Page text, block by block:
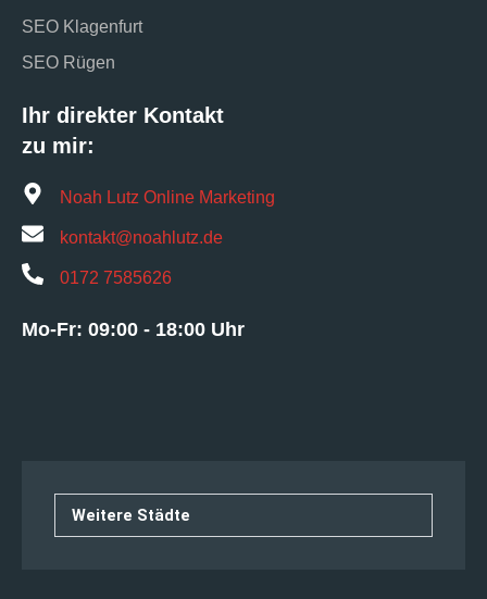
SEO Klagenfurt
SEO Rügen
Ihr direkter Kontakt
zu mir:
Noah Lutz Online Marketing
kontakt@noahlutz.de
0172 7585626
Mo-Fr: 09:00 - 18:00 Uhr
Weitere Städte